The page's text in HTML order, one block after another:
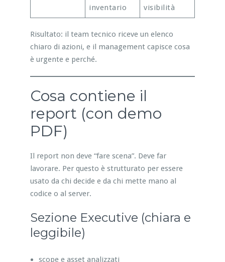
inventario
visibilità
Risultato: il team tecnico riceve un elenco
chiaro di azioni, e il management capisce cosa
è urgente e perché.
Cosa contiene il
report (con demo
PDF)
Il report non deve “fare scena”. Deve far
lavorare. Per questo è strutturato per essere
usato da chi decide e da chi mette mano al
codice o al server.
Sezione Executive (chiara e
leggibile)
scope e asset analizzati